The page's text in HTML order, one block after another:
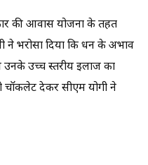
की आवास योजना के तहत
ने भरोसा दिया कि धन के अभाव
उनके उच्च स्तरीय इलाज का
चॉकलेट देकर सीएम योगी ने